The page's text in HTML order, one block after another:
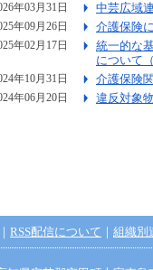
年03月31日 中芸広域
年09月26日 介護保険
年02月17日
統一的な
について
年10月31日 介護保険
年06月20日 違反対象
｜ RSS配信について ｜ 組織別